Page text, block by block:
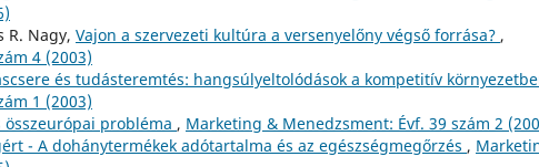
R. Nagy, Vajon a szervezeti kultúra a versenyelőny végső forrása? ,
4 (2003)
és tudásteremtés: hangsúlyeltolódások a kompetitív
1 (2003)
összeurópai probléma , Marketing & Menedzsment: Évf. 39 szám 2
- A dohánytermékek adótartalma és az egészségmegőrzés ,